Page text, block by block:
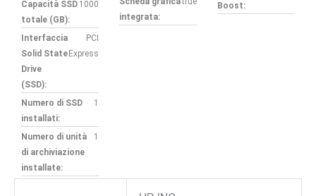
Capacità SSD
totale (GB):
1000
Interfaccia
Solid State
Drive
(SSD):
PCI
Express
Numero di SSD
installati:
1
Numero di unità
di archiviazione
installate:
1
integrata:
Boost: